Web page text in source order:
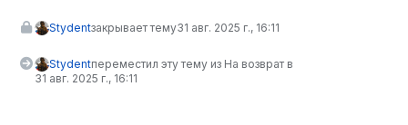
Stydentзакрывает тему31 авг. 2025 г., 16:11
Stydentпереместил эту тему из На возврат в
31 авг. 2025 г., 16:11